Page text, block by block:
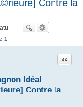
Contre la
z 1
Idéal
Contre la
Citace